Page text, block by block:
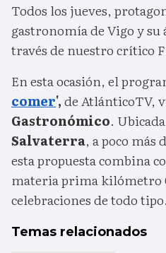
Todos los jueves,
gastronomía de Vigo y
través de nuestro crítico
En esta ocasión, el
comer',de AtlánticoTV,
Gastronómico.
Salvaterra, a poco más
esta propuesta combina
materia prima kilómetro
celebraciones de todo tipo.
Temas relacionados